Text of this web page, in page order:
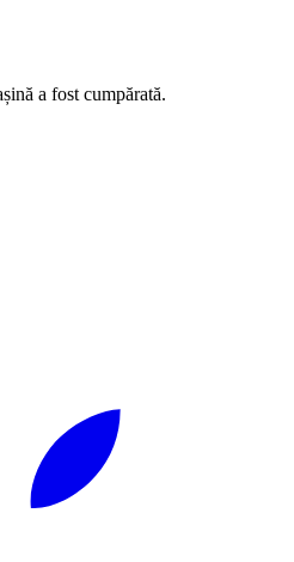
a fost cumpărată.